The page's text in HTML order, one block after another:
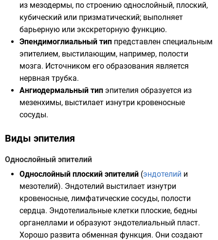
из мезодермы, по строению однослойный, плоский,
кубический или призматический; выполняет
барьерную или экскреторную функцию.
Эпендимоглиальный тип представлен специальным
эпителием, выстилающим, например, полости
мозга. Источником его образования является
нервная трубка.
Ангиодермальный тип эпителия образуется из
мезенхимы, выстилает изнутри кровеносные
сосуды.
Виды эпителия
Однослойный эпителий
Однослойный плоский эпителий (эндотелий и
мезотелий). Эндотелий выстилает изнутри
кровеносные, лимфатические сосуды, полости
сердца. Эндотелиальные клетки плоские, бедны
органеллами и образуют эндотелиальный пласт.
Хорошо развита обменная функция. Они создают